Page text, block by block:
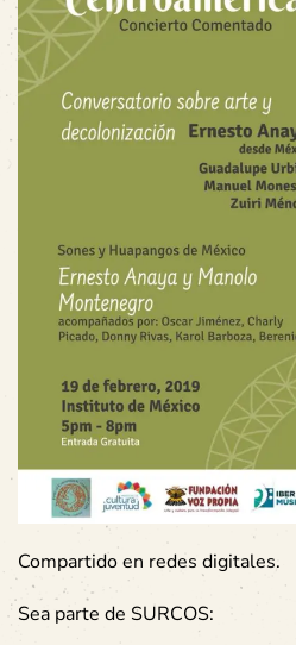
Compartido en redes digitales.
Sea parte de SURCOS: